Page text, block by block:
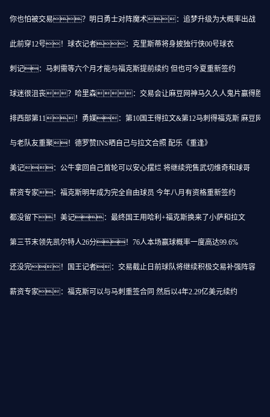
你也怕被交易？明日勇士对阵魔术：追梦升级为大概率出战
此前穿12号！球衣记者：克里斯蒂将身披独行侠00号球衣
刺记：马刺需等六个月才能与福克斯提前续约 但也可今夏重新签约
球迷很沮丧？哈里森：交易会让麻豆网神马久久人鬼片赢得胜利
排西部第11！勇媒：第10国王得拉文&第12马刺得福克斯 麻豆网神
与老队友重聚！德罗赞INS晒自己与拉文合照 配乐《重逢》
美记：公牛拿回自己首轮可以安心摆烂 将继续兜售武切维奇和球哥
薪资专家：福克斯明年成为完全自由球员 今年八月有资格重新签约
都没留下！美记：最终国王用哈利+福克斯换来了小萨和拉文
第三节末领先凯尔特人26分！76人本场赢球概率一度高达99.6%
还没完！国王记者：交易截止日前球队将继续积极交易补强阵容
薪资专家：福克斯可以与马刺重签合同 然后以4年2.29亿美元续约